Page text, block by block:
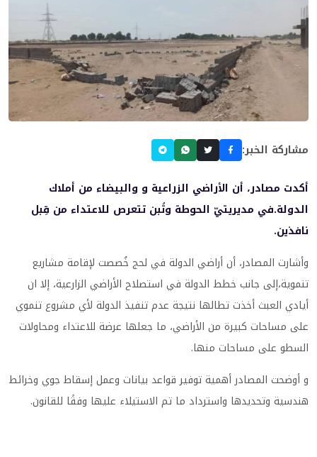
مشاركة الخبر:
أكدت مصادر، أن الأراضي الزراعية و والبيضاء من أملاك
الدولة.في مديريتيّ الحوطة وتُبن تتعرص للاعتداء من قِبل
نافذين.
وأشارت المصادر، أن أراضي الدولة في لحج خُصصت لإقامة مشاريع
تنموية،إلى جانب خطط الدولة في استصلاح الأراضي الزارعية، إلا ان
أيادي العبث أخذت تطالها نتيجة عدم تنفيذ الدولة لأي مشروع تنموي
على مساحات كبيرة من الأراضي، ما جعلها عرضة للاعتداء ومحاولات
السطو على مساحات منها.
و أوضحت المصادر أهمية توفير قواعد بيانات وعمل إسقاط جوي وخرائط
هندسية وتحديدها واسترداد ما تم الاستيلاء عليها وفقًا للقانون.